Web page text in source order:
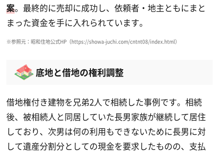
案。最終的に売却に成功し、依頼者・地主ともにまと
まった資金を手に入れられています。
※参照元：昭和住地公式HP（https://showa-juchi.com/cntnt08/index.html）
底地と借地の権利調整
借地権付き建物を兄弟2人で相続した事例です。相続
後、被相続人と同居していた長男家族が継続して居住
しており、次男は何の利用もできないために長男に対
して遺産分割分としての現金を要求したものの、支払